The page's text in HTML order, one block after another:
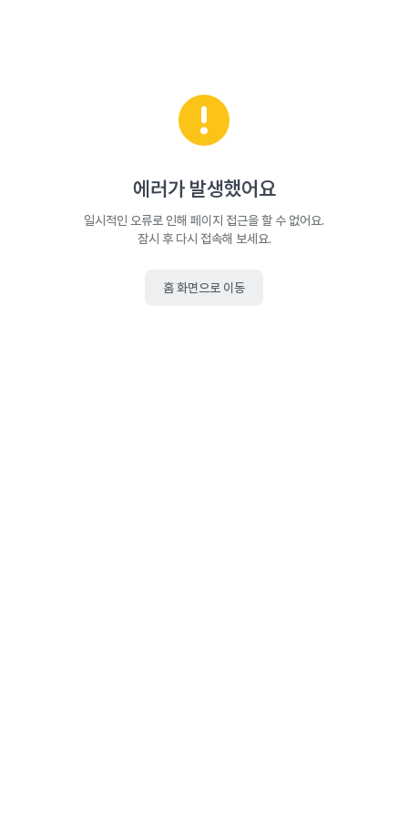
에러가 발생했어요
일시적인 오류로 인해 페이지 접근을 할 수 없어요.
잠시 후 다시 접속해 보세요.
홈 화면으로 이동